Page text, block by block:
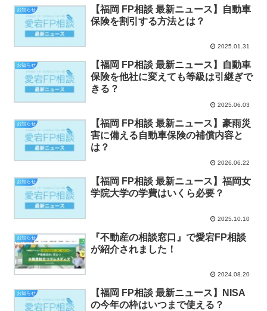
お知らせ
【福岡 FP相談 最新ニュース】自動車
保険を割引する方法とは？
2025.01.31
お知らせ
【福岡 FP相談 最新ニュース】自動車
保険を他社に変えても等級は引継ぎで
きる？
2025.06.03
お知らせ
【福岡 FP相談 最新ニュース】豪雨災
害に備える自動車保険の補償内容と
は？
2026.06.22
お知らせ
【福岡 FP相談 最新ニュース】福岡女
学院大学の学費はいくら必要？
2025.10.10
お知らせ
『不動産の相談窓口』で愛宕FP相談
が紹介されました！
2024.08.20
お知らせ
【福岡 FP相談 最新ニュース】NISA
の今年の枠はいつまで使える？